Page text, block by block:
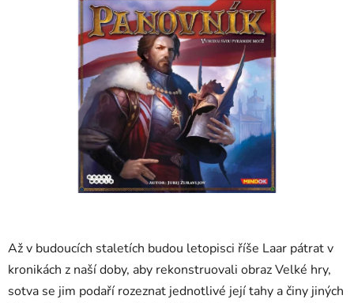
Až v budoucích staletích budou letopisci říše Laar pátrat v
kronikách z naší doby, aby rekonstruovali obraz Velké hry,
sotva se jim podaří rozeznat jednotlivé její tahy a činy jiných